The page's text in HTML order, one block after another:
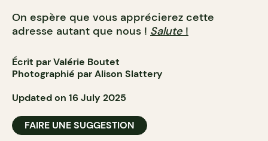
On espère que vous apprécierez cette
adresse autant que nous ! Salute !
Écrit par Valérie Boutet
Photographié par Alison Slattery
Updated on 16 July 2025
FAIRE UNE SUGGESTION